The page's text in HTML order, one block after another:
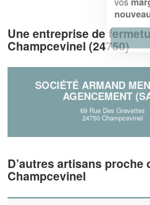
Une entreprise de
Champcevinel (24750)
SOCIÉTÉ ARMAND
AGENCEMENT
69 Rue Des Gravettes
24750 Champcevinel
D’autres artisans proche
Champcevinel
nouveaux clients!
En